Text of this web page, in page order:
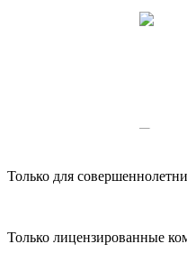
Только для
Только лицензированные